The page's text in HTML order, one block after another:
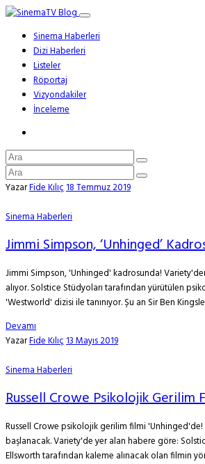
Sinema Haberleri
Dizi Haberleri
Listeler
Röportaj
Vizyondakiler
İnceleme
YazarFide Kılıç18 Temmuz 2019
Sinema Haberleri
Jimmi Simpson, ‘Unhinged’
Jimmi Simpson, 'Unhinged' kadrosunda!
alıyor. Solstice Stüdyoları tarafından yürütülen
'Westworld' dizisi ile tanınıyor. Şu an Sir Ben
Devamı
YazarFide Kılıç13 Mayıs 2019
Sinema Haberleri
Russell Crowe Psikolojik Gerilim
Russell Crowe psikolojik gerilim filmi
başlanacak. Variety'de yer alan habere göre:
Ellsworth tarafından kaleme alınacak olan filmin